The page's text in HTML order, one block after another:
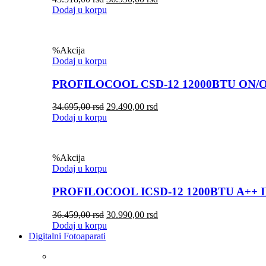
Dodaj u korpu
%Akcija
Dodaj u korpu
PROFILOCOOL CSD-12 12000BTU ON/
34.695,00rsd 29.490,00 rsd
Dodaj u korpu
%Akcija
Dodaj u korpu
PROFILOCOOL ICSD-12 1200BTU
36.459,00rsd 30.990,00 rsd
Dodaj u korpu
Digitalni Fotoaparati